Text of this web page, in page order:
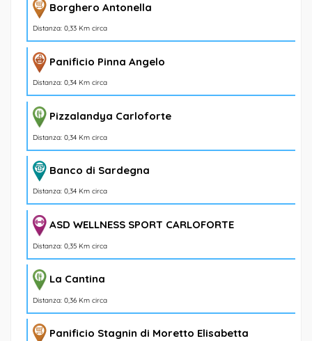
Borghero Antonella
Distanza: 0,33 Km circa
Panificio Pinna Angelo
Distanza: 0,34 Km circa
Pizzalandya Carloforte
Distanza: 0,34 Km circa
Banco di Sardegna
Distanza: 0,34 Km circa
ASD WELLNESS SPORT CARLOFORTE
Distanza: 0,35 Km circa
La Cantina
Distanza: 0,36 Km circa
Panificio Stagnin di Moretto Elisabetta